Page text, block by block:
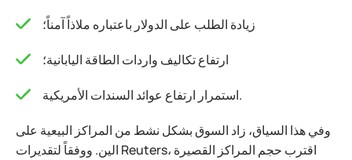
زيادة الطلب على الدولار باعتباره ملاذاً آمناً؛
ارتفاع تكاليف واردات الطاقة اليابانية؛
استمرار ارتفاع عوائد السندات الأمريكية.
وفي هذا السياق، زاد السوق بشكل نشط من المراكز البيعية على
الين. ووفقاً لتقديرات Reuters، اقترب حجم المراكز القصيرة